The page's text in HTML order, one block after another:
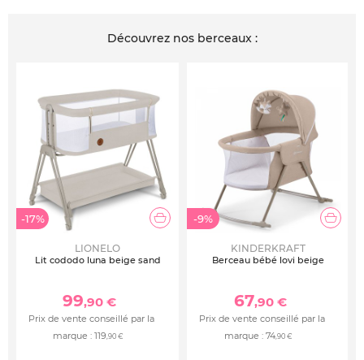
Découvrez nos berceaux :
-17%
LIONELO
Lit cododo luna beige sand
99,90 €
Prix de vente conseillé par la
marque : 119,90 €
-9%
KINDERKRAFT
Berceau bébé lovi beige
67,90 €
Prix de vente conseillé par la
marque : 74,90 €